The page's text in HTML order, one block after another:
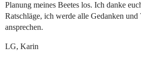
Planung meines Beetes los. Ich danke
Ratschläge, ich werde alle Gedanken
ansprechen.
LG, Karin